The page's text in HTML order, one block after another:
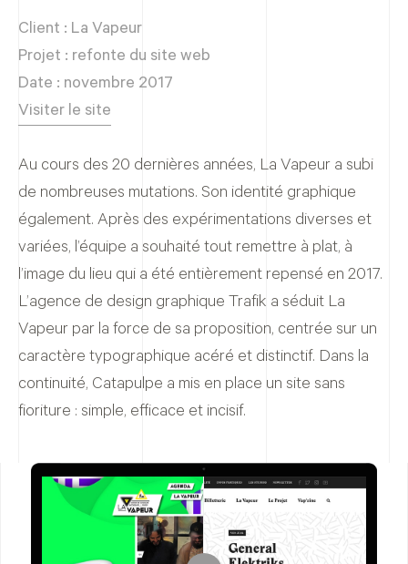
Client : La Vapeur
Projet : refonte du site web
Date : novembre 2017
Visiter le site
Au cours des 20 dernières années, La Vapeur a subi
de nombreuses mutations. Son identité graphique
également. Après des expérimentations diverses et
variées, l’équipe a souhaité tout remettre à plat, à
l’image du lieu qui a été entièrement repensé en 2017.
L’agence de design graphique Trafik a séduit La
Vapeur par la force de sa proposition, centrée sur un
caractère typographique acéré et distinctif. Dans la
continuité, Catapulpe a mis en place un site sans
fioriture : simple, efficace et incisif.